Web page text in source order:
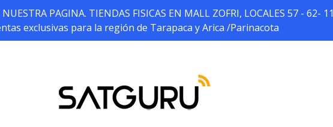
PAGINA. TIENDAS FISICAS EN MALL ZOFRI, LOCALES 57 - 62-
exclusivas para la región de Tarapaca y Arica /Parinacota